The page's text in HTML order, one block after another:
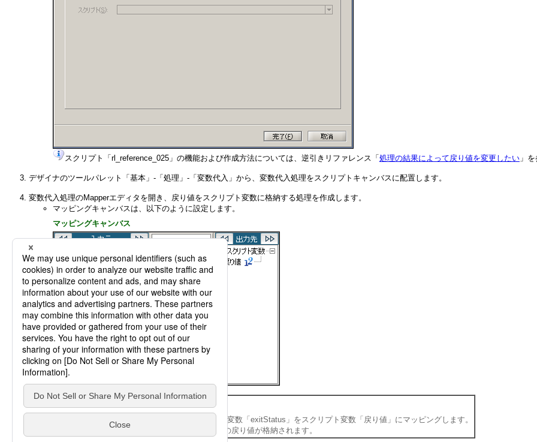
スクリプト「rl_reference_025」の機能および作成方法については、逆引きリファレンス「 処理の結果によって戻り値を変更したい 」
デザイナのツールパレット「基本」-「処理」-「変数代入」から、変数代入処理をスクリプトキャンバスに配置します。
変数代入処理のMapperエディタを開き、戻り値をスクリプト変数に格納する処理を作成します。
マッピングキャンバスは、以下のように設定します。
マッピングキャンバス
処理のポイント
スクリプト呼び出し処理のコンポーネント変数「exitStatus」をスクリプト変数「戻り値」にマッピングします。
「exitStatus」には呼び出し先スクリプトの戻り値が格納されます。